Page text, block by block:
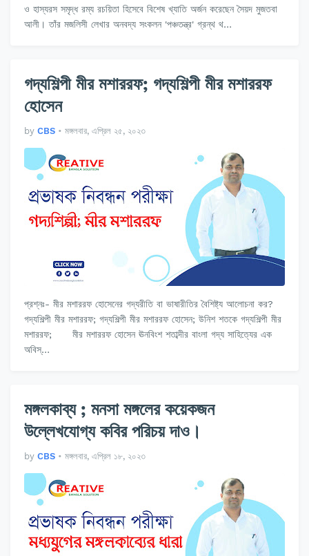
ও হাস্যরস সমৃদ্ধ রম্য রচয়িতা হিসেবে বিশেষ খ্যাতি অর্জন করেছেন সৈয়দ মুজতবা
আলী। তাঁর মজলিসী লেখার অনবদ্য সংকলন 'পঞ্চতন্ত্র' গ্রন্থ থ…
গদ্যশিল্পী মীর মশাররফ; গদ্যশিল্পী মীর মশাররফ
হোসেন
by CBS • মঙ্গলবার, এপ্রিল ২৫, ২০২৩
প্রশ্নঃ- মীর মশাররফ হোসেনের গদ্যরীতি বা ভাষারীতির বৈশিষ্ট্য আলোচনা কর?
গদ্যশিল্পী মীর মশাররফ; গদ্যশিল্পী মীর মশাররফ হোসেন; উনিশ শতকে গদ্যশিল্পী মীর
মশাররফ; মীর মশাররফ হোসেন ঊনবিংশ শতাব্দীর বাংলা গদ্য সাহিত্যের এক
অবিস্…
মঙ্গলকাব্য ; মনসা মঙ্গলের কয়েকজন
উল্লেখযোগ্য কবির পরিচয় দাও।
by CBS • মঙ্গলবার, এপ্রিল ১৮, ২০২৩